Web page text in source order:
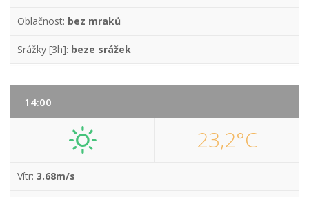
Oblačnost: bez mraků
Srážky [3h]: beze srážek
14:00
23,2°C
Vítr: 3.68m/s